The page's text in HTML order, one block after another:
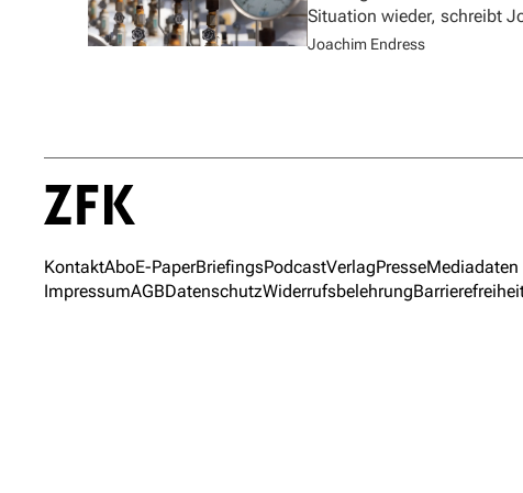
Situation wieder, schreibt
Joachim Endress
KontaktAboE-PaperBriefingsPodcastVerlagPresseMediadaten
ImpressumAGBDatenschutzWiderrufsbelehrung